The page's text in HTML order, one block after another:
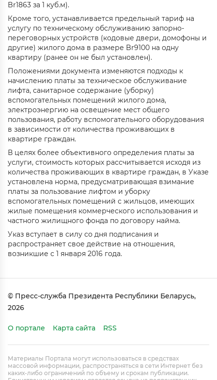
Br1863 за 1 куб.м).
Кроме того, устанавливается предельный тариф на
услугу по техническому обслуживанию запорно-
переговорных устройств (кодовые двери, домофоны и
другие) жилого дома в размере Br9100 на одну
квартиру (ранее он не был установлен).
Положениями документа изменяются подходы к
начислению платы за техническое обслуживание
лифта, санитарное содержание (уборку)
вспомогательных помещений жилого дома,
электроэнергию на освещение мест общего
пользования, работу вспомогательного оборудования
в зависимости от количества проживающих в
квартире граждан.
В целях более объективного определения платы за
услуги, стоимость которых рассчитывается исходя из
количества проживающих в квартире граждан, в Указе
установлена норма, предусматривающая взимание
платы за пользование лифтом и уборку
вспомогательных помещений с жильцов, имеющих
жилые помещения коммерческого использования и
частного жилищного фонда по договору найма.
Указ вступает в силу со дня подписания и
распространяет свое действие на отношения,
возникшие с 1 января 2016 года.
© Пресс-служба Президента Республики Беларусь,
2026
О портале Карта сайта RSS
Материалы Портала могут использоваться в средствах
массовой информации, распространяться в сети Интернет без
каких-либо ограничений по объему и срокам публикации.